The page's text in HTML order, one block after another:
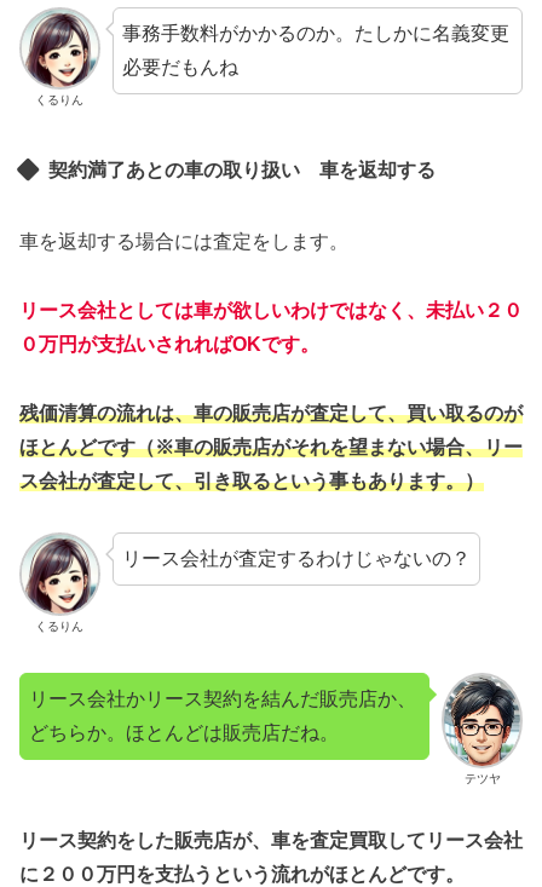
くるりん
事務手数料がかかるのか。たしかに名義変更
必要だもんね
契約満了あとの車の取り扱い 車を返却する
車を返却する場合には査定をします。
リース会社としては車が欲しいわけではなく、未払い２０
０万円が支払いされればOKです。
残価清算の流れは、車の販売店が査定して、買い取るのが
ほとんどです（※車の販売店がそれを望まない場合、リー
ス会社が査定して、引き取るという事もあります。）
くるりん
リース会社が査定するわけじゃないの？
テツヤ
リース会社かリース契約を結んだ販売店か、
どちらか。ほとんどは販売店だね。
リース契約をした販売店が、車を査定買取してリース会社
に２００万円を支払うという流れがほとんどです。